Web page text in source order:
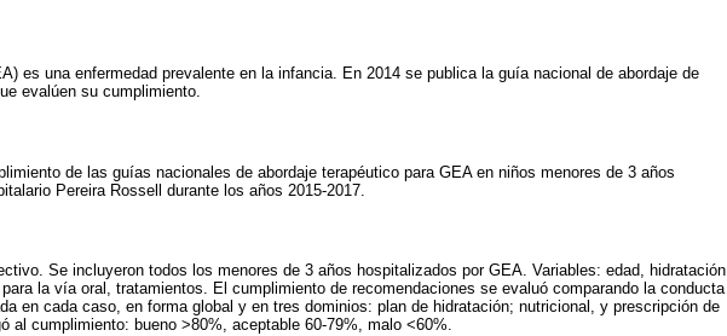
es una enfermedad prevalente en la infancia. En 2014 se publica la guía nacional de abordaje de
evalúen su cumplimiento.
de las guías nacionales de abordaje terapéutico para GEA en niños menores de 3 años
Pereira Rossell durante los años 2015-2017.
Se incluyeron todos los menores de 3 años hospitalizados por GEA. Variables: edad, hidratación
la vía oral, tratamientos. El cumplimiento de recomendaciones se evaluó comparando la conducta
en cada caso, en forma global y en tres dominios: plan de hidratación; nutricional, y prescripción de
al cumplimiento: bueno >80%, aceptable 60-79%, malo <60%.